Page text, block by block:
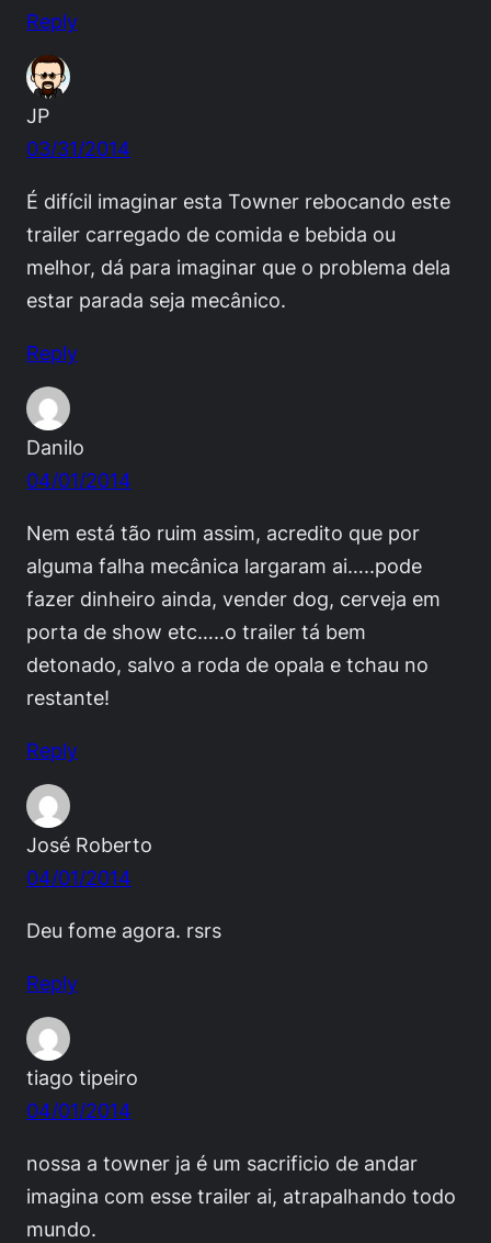
Reply
JP
03/31/2014
É difícil imaginar esta Towner rebocando este
trailer carregado de comida e bebida ou
melhor, dá para imaginar que o problema dela
estar parada seja mecânico.
Reply
Danilo
04/01/2014
Nem está tão ruim assim, acredito que por
alguma falha mecânica largaram ai…..pode
fazer dinheiro ainda, vender dog, cerveja em
porta de show etc…..o trailer tá bem
detonado, salvo a roda de opala e tchau no
restante!
Reply
José Roberto
04/01/2014
Deu fome agora. rsrs
Reply
tiago tipeiro
04/01/2014
nossa a towner ja é um sacrificio de andar
imagina com esse trailer ai, atrapalhando todo
mundo.